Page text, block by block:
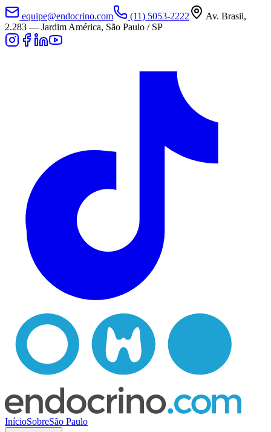
equipe@endocrino.com (11) 5053-2222
Av. Brasil,
2.283 — Jardim América, São Paulo / SP
InícioSobreSão Paulo